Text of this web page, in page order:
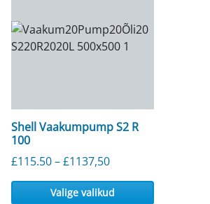
Shell Vaakumpump S2 R
100
£115.50–£1137,50Hinnavahemik:
Valige valikud